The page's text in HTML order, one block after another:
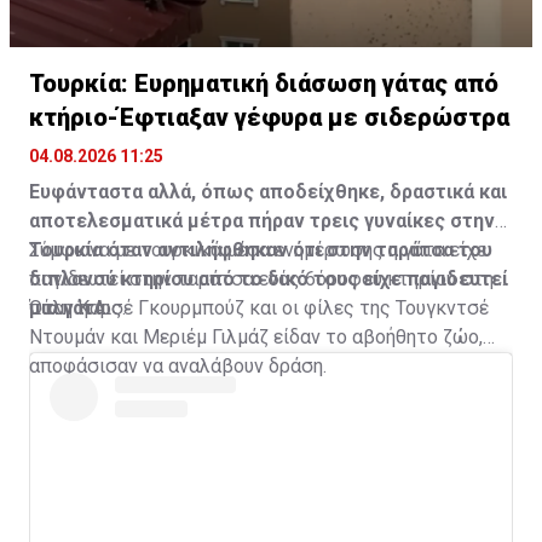
Τουρκία: Ευρηματική διάσωση γάτας από
κτήριο-Έφτιαξαν γέφυρα με σιδερώστρα
04.08.2026 11:25
Ευφάνταστα αλλά, όπως αποδείχθηκε, δραστικά και
αποτελεσματικά μέτρα πήραν τρεις γυναίκες στην
Τουρκία όταν αντιλήφθηκαν ότι στην ταράτσα του
διπλανού κτηρίου από το δικό τους είχε παγιδευτεί
μια γάτα.
Σύμφωνα με τουρκικά μέσα ενημέρωσης η γάτα είχε
παγιδευτεί στην ταράτσα ενός 6όροφου κτηρίου στην
πόλη Καρς.
Όταν η Αισέ Γκουρμπούζ και οι φίλες της Τουγκντσέ
Ντουμάν και Μεριέμ Γιλμάζ είδαν το αβοήθητο ζώο,
αποφάσισαν να αναλάβουν δράση.